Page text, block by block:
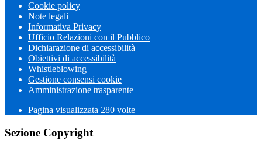
Cookie policy
Note legali
Informativa Privacy
Ufficio Relazioni con il Pubblico
Dichiarazione di accessibilità
Obiettivi di accessibilità
Whistleblowing
Gestione consensi cookie
Amministrazione trasparente
Pagina visualizzata 280 volte
Sezione Copyright